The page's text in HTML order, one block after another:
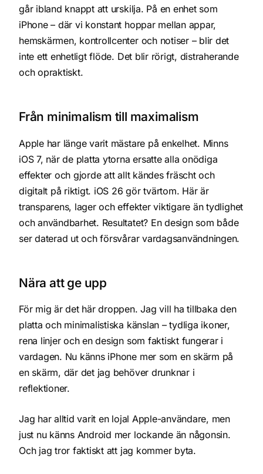
går ibland knappt att urskilja. På en enhet som
iPhone – där vi konstant hoppar mellan appar,
hemskärmen, kontrollcenter och notiser – blir det
inte ett enhetligt flöde. Det blir rörigt, distraherande
och opraktiskt.
Från minimalism till maximalism
Apple har länge varit mästare på enkelhet. Minns
iOS 7, när de platta ytorna ersatte alla onödiga
effekter och gjorde att allt kändes fräscht och
digitalt på riktigt. iOS 26 gör tvärtom. Här är
transparens, lager och effekter viktigare än tydlighet
och användbarhet. Resultatet? En design som både
ser daterad ut och försvårar vardagsanvändningen.
Nära att ge upp
För mig är det här droppen. Jag vill ha tillbaka den
platta och minimalistiska känslan – tydliga ikoner,
rena linjer och en design som faktiskt fungerar i
vardagen. Nu känns iPhone mer som en skärm på
en skärm, där det jag behöver drunknar i
reflektioner.
Jag har alltid varit en lojal Apple-användare, men
just nu känns Android mer lockande än någonsin.
Och jag tror faktiskt att jag kommer byta.